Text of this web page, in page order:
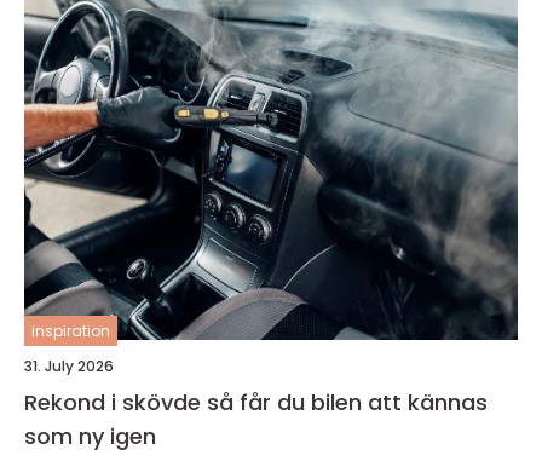
inspiration
31. July 2026
Rekond i skövde så får du bilen att kännas
som ny igen